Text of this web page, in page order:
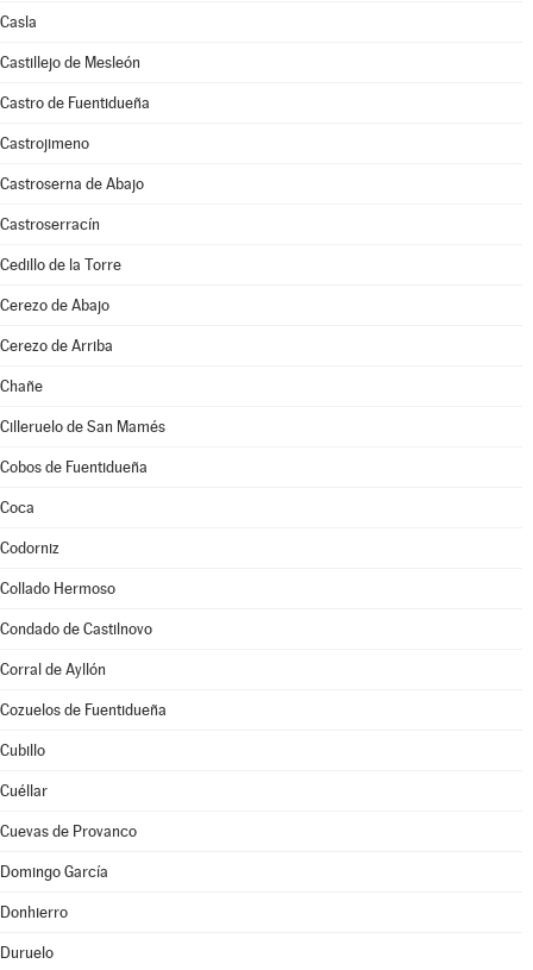
Casla
Castillejo de Mesleón
Castro de Fuentidueña
Castrojimeno
Castroserna de Abajo
Castroserracín
Cedillo de la Torre
Cerezo de Abajo
Cerezo de Arriba
Chañe
Cilleruelo de San Mamés
Cobos de Fuentidueña
Coca
Codorniz
Collado Hermoso
Condado de Castilnovo
Corral de Ayllón
Cozuelos de Fuentidueña
Cubillo
Cuéllar
Cuevas de Provanco
Domingo García
Donhierro
Duruelo